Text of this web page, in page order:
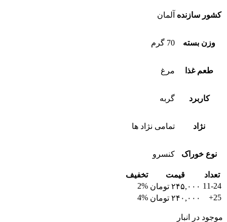
کشور سازنده آلمان
وزن بسته 70 گرم
طعم غذا مرغ
کاربرد گربه
نژاد تمامی نژاد ها
نوع خوراک کنسرو
تعداد قیمت
تخفیف
11-24 ۲۴۵,۰۰۰ تومان 2%
25+
۲۴۰,۰۰۰ تومان 4%
موجود در انبار